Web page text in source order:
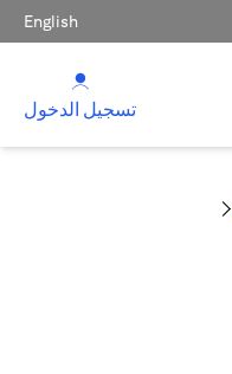
English
تسجيل الدخول